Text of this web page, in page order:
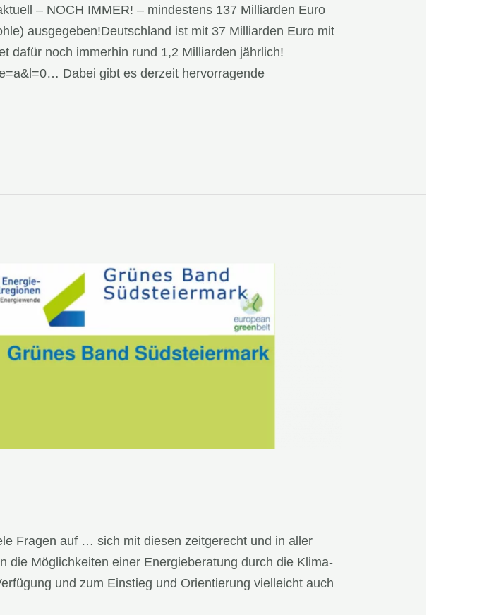
– NOCH IMMER! – mindestens 137 Milliarden Euro
ausgegeben!Deutschland ist mit 37 Milliarden Euro mit
dafür noch immerhin rund 1,2 Milliarden jährlich!
Dabei gibt es derzeit hervorragende
Fragen auf … sich mit diesen zeitgerecht und in aller
die Möglichkeiten einer Energieberatung durch die Klima-
und zum Einstieg und Orientierung vielleicht auch